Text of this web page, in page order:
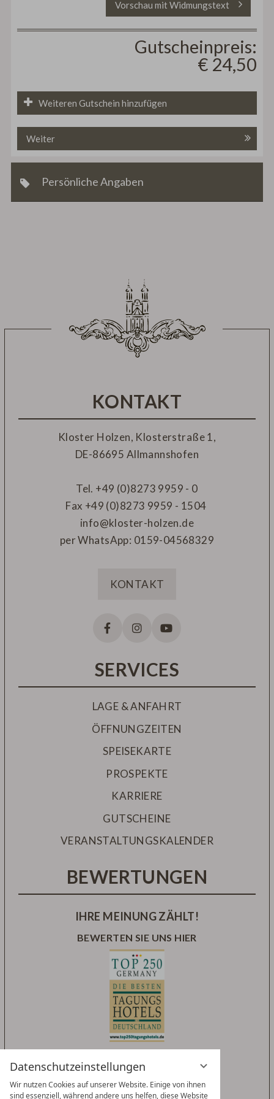
Datenschutzeinstellungen
Wir nutzen Cookies auf unserer Website. Einige von ihnen
sind essenziell, während andere uns helfen, diese Website
Vorschau mit Widmungstext
Gutscheinpreis:
€ 24,50
Weiteren Gutschein hinzufügen
Weiter
Persönliche Angaben
KONTAKT
Kloster Holzen, Klosterstraße 1,
DE-86695 Allmannshofen
Tel. +49 (0)8273 9959 - 0
Fax +49 (0)8273 9959 - 1504
info@kloster-holzen.de
per WhatsApp: 0159-04568329
KONTAKT
SERVICES
LAGE & ANFAHRT
ÖFFNUNGZEITEN
SPEISEKARTE
PROSPEKTE
KARRIERE
GUTSCHEINE
VERANSTALTUNGSKALENDER
BEWERTUNGEN
IHRE MEINUNG ZÄHLT!
BEWERTEN SIE UNS HIER